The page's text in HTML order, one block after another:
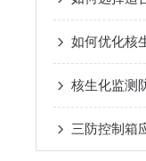
三防控制箱